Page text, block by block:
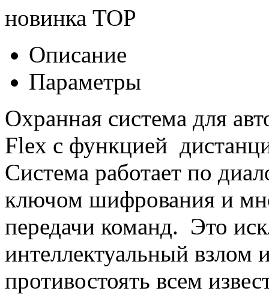
новинка TOP
Описание
Параметры
Охранная система для
Flex c функцией
Система работает по
ключом шифрования и
передачи команд. Это
интеллектуальный взлом
противостоять всем